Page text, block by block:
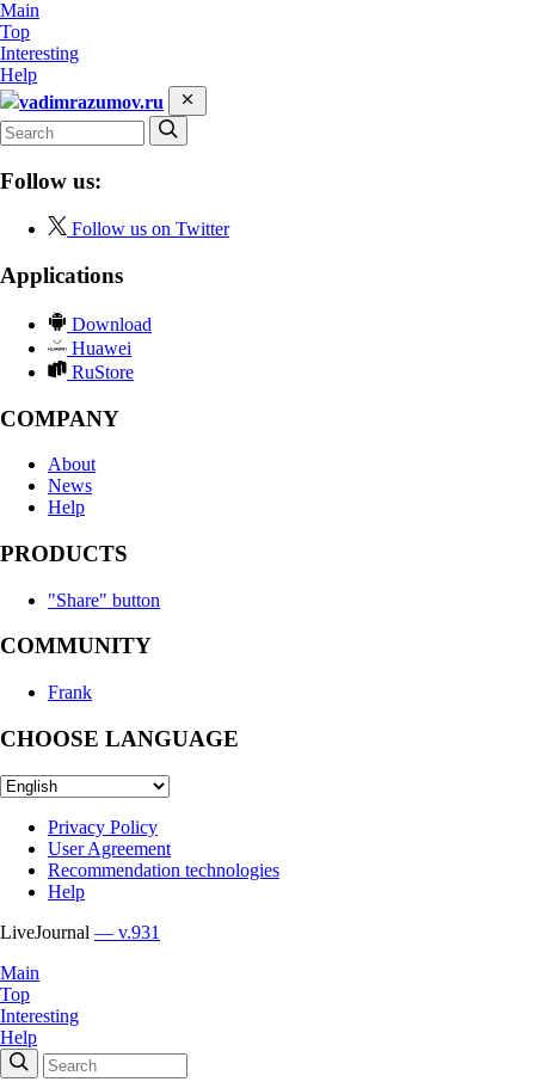
Main
Top
Interesting
Help
vadimrazumov.ru
Follow us:
Follow us on Twitter
Applications
Download
Huawei
RuStore
COMPANY
About
News
Help
PRODUCTS
"Share" button
COMMUNITY
Frank
CHOOSE LANGUAGE
Privacy Policy
User Agreement
Recommendation technologies
Help
LiveJournal — v.931
Main
Top
Interesting
Help